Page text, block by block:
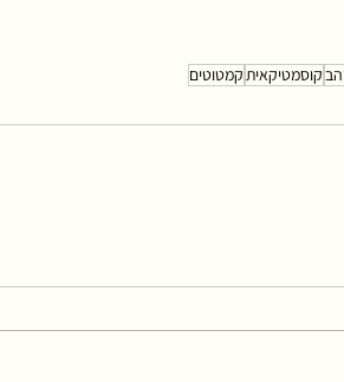
קוסמטיקאיתקמטוטים